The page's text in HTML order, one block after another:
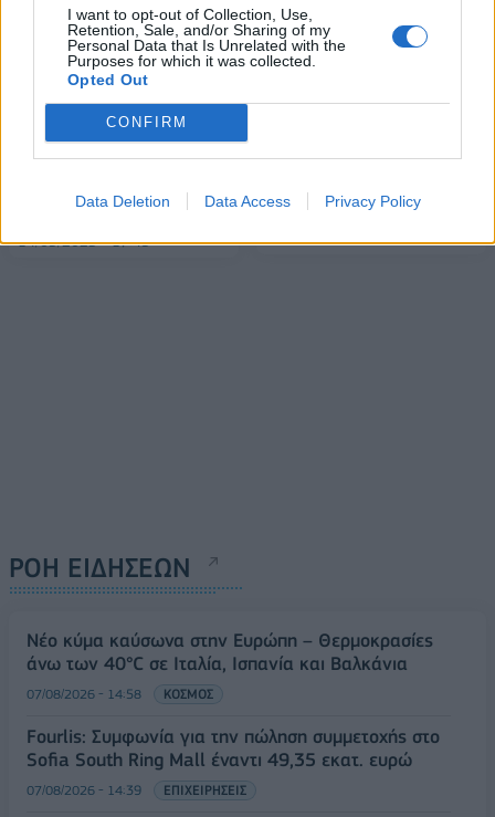
I want to opt-out of Collection, Use,
Retention, Sale, and/or Sharing of my
Personal Data that Is Unrelated with the
Purposes for which it was collected.
Opted Out
CONFIRM
Data Deletion Data Access Privacy Policy
Καραγιάννης:
δισ. ευρώ
14/05/2023 - 17:45
Μεταβιβάσεις ακινήτων: Τα
τα φορολογικά έσοδα
ΡΟΗ ΕΙΔΗΣΕΩΝ
Νέο κύμα καύσωνα στην Ευρώπη – Θερμοκρασίες
άνω των 40°C σε Ιταλία, Ισπανία και Βαλκάνια
07/08/2026 - 14:58 ΚΟΣΜΟΣ
Fourlis: Συμφωνία για την πώληση συμμετοχής στο
Sofia South Ring Mall έναντι 49,35 εκατ. ευρώ
07/08/2026 - 14:39 ΕΠΙΧΕΙΡΗΣΕΙΣ